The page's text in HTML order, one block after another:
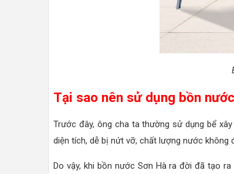
Tại sao nên sử dụng bồn
Trước đây, ông cha ta thường sử dụng bể
diện tích, dễ bị nứt vỡ, chất lượng nước không
Do vậy, khi bồn nước Sơn Hà ra đời đã tạo